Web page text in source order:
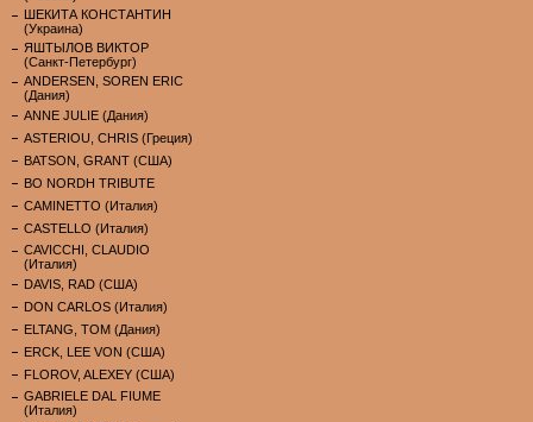
ШЕКИТА КОНСТАНТИН
(Украина)
ЯШТЫЛОВ ВИКТОР
(Санкт-Петербург)
ANDERSEN, SOREN ERIC
(Дания)
ANNE JULIE (Дания)
ASTERIOU, CHRIS (Греция)
BATSON, GRANT (США)
BO NORDH TRIBUTE
CAMINETTO (Италия)
CASTELLO (Италия)
CAVICCHI, CLAUDIO
(Италия)
DAVIS, RAD (США)
DON CARLOS (Италия)
ELTANG, TOM (Дания)
ERCK, LEE VON (США)
FLOROV, ALEXEY (США)
GABRIELE DAL FIUME
(Италия)